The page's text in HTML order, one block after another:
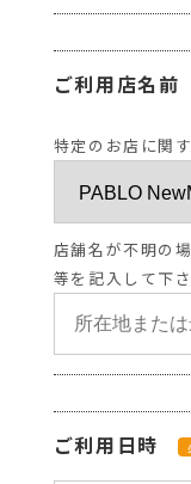
ご利用店名前
特定のお店に関
店舗名が不明の
等を記入して下さ
ご利用日時